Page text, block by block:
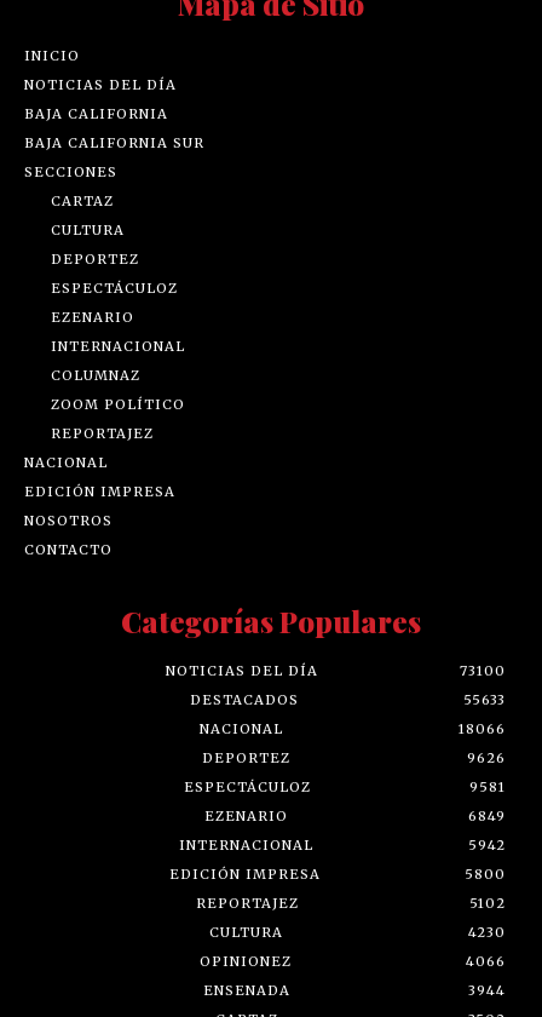
INICIO
NOTICIAS DEL DÍA
BAJA CALIFORNIA
BAJA CALIFORNIA SUR
SECCIONES
CARTAZ
CULTURA
DEPORTEZ
ESPECTÁCULOZ
EZENARIO
INTERNACIONAL
COLUMNAZ
ZOOM POLÍTICO
REPORTAJEZ
NACIONAL
EDICIÓN IMPRESA
NOSOTROS
CONTACTO
Categorías Populares
NOTICIAS DEL DÍA
73100
DESTACADOS
55633
NACIONAL
18066
DEPORTEZ
9626
ESPECTÁCULOZ
9581
EZENARIO
6849
INTERNACIONAL
5942
EDICIÓN IMPRESA
5800
REPORTAJEZ
5102
CULTURA
4230
OPINIONEZ
4066
ENSENADA
3944